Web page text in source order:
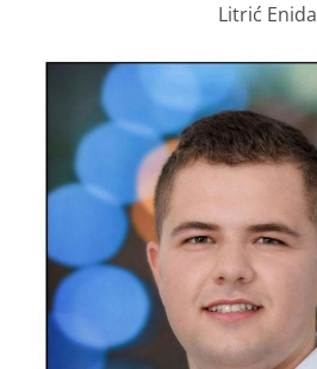
Litrić Enida